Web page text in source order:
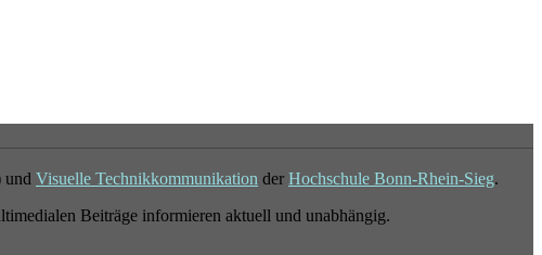
und Visuelle Technikkommunikation der Hochschule Bonn-Rhein-Sieg.
Beiträge informieren aktuell und unabhängig.